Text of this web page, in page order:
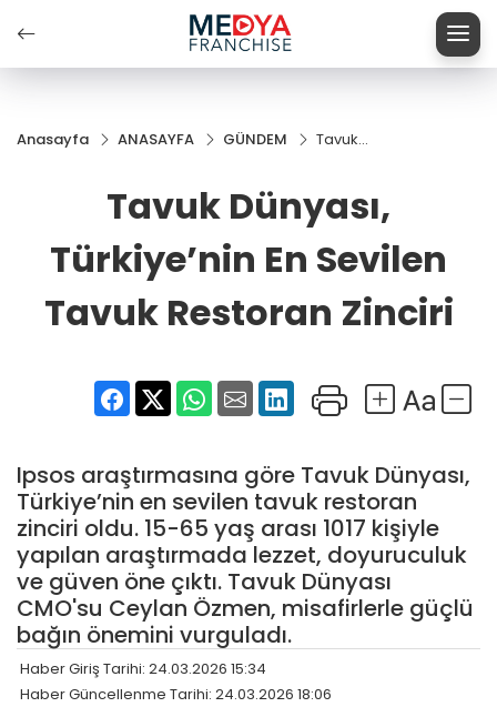
Anasayfa ANASAYFA GÜNDEM
Tavuk
En Sevilen
Restoran
Zinciri
Tavuk Dünyası,
Türkiye’nin En Sevilen
Tavuk Restoran Zinciri
Ipsos araştırmasına göre Tavuk Dünyası,
Türkiye’nin en sevilen tavuk restoran
zinciri oldu. 15-65 yaş arası 1017 kişiyle
yapılan araştırmada lezzet, doyuruculuk
ve güven öne çıktı. Tavuk Dünyası
CMO'su Ceylan Özmen, misafirlerle güçlü
bağın önemini vurguladı.
Haber Giriş Tarihi: 24.03.2026 15:34
Haber Güncellenme Tarihi: 24.03.2026 18:06